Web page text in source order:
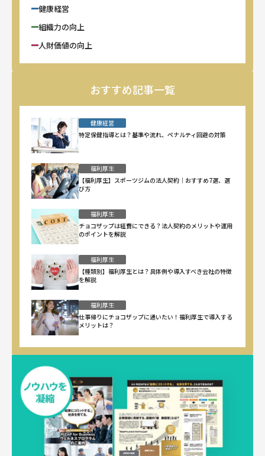
健康経営
組織力の向上
人財価値の向上
おすすめ記事一覧
健康経営
特定保健指導とは？基準や流れ、ペナルティ回避の対策
福利厚生
【福利厚生】スポーツジムの法人契約｜おすすめ7選、選
び方
福利厚生
チョコザップは経費にできる？法人契約のメリットや運用
のポイントを解説
福利厚生
【種類別】福利厚生とは？具体例や導入すべき会社の特徴
を解説
福利厚生
仕事帰りにチョコザップに通いたい！福利厚生で導入する
メリットは？